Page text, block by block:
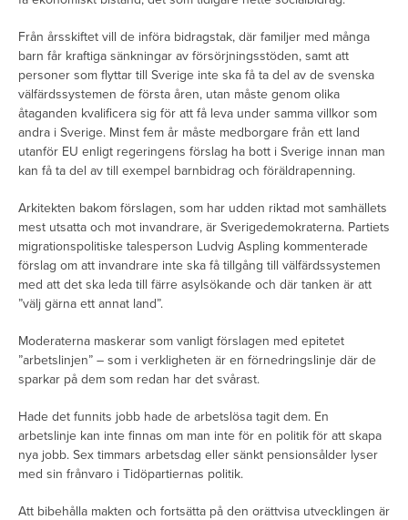
Från årsskiftet vill de införa bidragstak, där familjer med många
barn får kraftiga sänkningar av försörjningsstöden, samt att
personer som flyttar till Sverige inte ska få ta del av de svenska
välfärdssystemen de första åren, utan måste genom olika
åtaganden kvalificera sig för att få leva under samma villkor som
andra i Sverige. Minst fem år måste medborgare från ett land
utanför EU enligt regeringens förslag ha bott i Sverige innan man
kan få ta del av till exempel barnbidrag och föräldrapenning.
Arkitekten bakom förslagen, som har udden riktad mot samhällets
mest utsatta och mot invandrare, är Sverigedemokraterna. Partiets
migrationspolitiske talesperson Ludvig Aspling kommenterade
förslag om att invandrare inte ska få tillgång till välfärdssystemen
med att det ska leda till färre asylsökande och där tanken är att
”välj gärna ett annat land”.
Moderaterna maskerar som vanligt förslagen med epitetet
”arbetslinjen” – som i verkligheten är en förnedringslinje där de
sparkar på dem som redan har det svårast.
Hade det funnits jobb hade de arbetslösa tagit dem. En
arbetslinje kan inte finnas om man inte för en politik för att skapa
nya jobb. Sex timmars arbetsdag eller sänkt pensionsålder lyser
med sin frånvaro i Tidöpartiernas politik.
Att bibehålla makten och fortsätta på den orättvisa utvecklingen är